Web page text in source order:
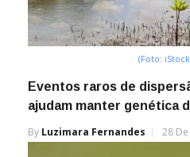
(Foto:
Eventos raros de
ajudam manter genética
By Luzimara Fernandes 28